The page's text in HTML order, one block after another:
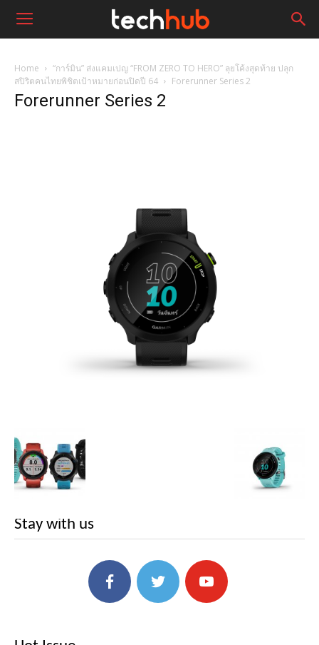
Home
“การ์มิน” ส่งแคมเปญ “FROM ZERO TO HERO” ลุยโค้งสุดท้าย ปลุก
สปิริตคนไทยพิชิตเป้าหมายก่อนปิดปี 64
Forerunner Series 2
Forerunner Series 2
Stay with us